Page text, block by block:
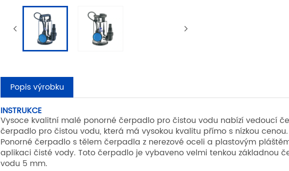
Popis výrobku
INSTRUKCE
Vysoce kvalitní malé ponorné čerpadlo pro čistou vodu nabízí vedoucí
čerpadlo pro čistou vodu, která má vysokou kvalitu přímo s nízkou cenou.
Ponorné čerpadlo s tělem čerpadla z nerezové oceli a plastovým
aplikaci čisté vody. Toto čerpadlo je vybaveno velmi tenkou základnou
vodu 5 mm.